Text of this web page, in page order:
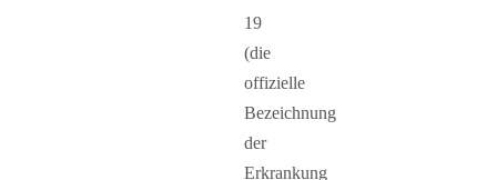
19
(die
offizielle
Bezeichnung
der
Erkrankung